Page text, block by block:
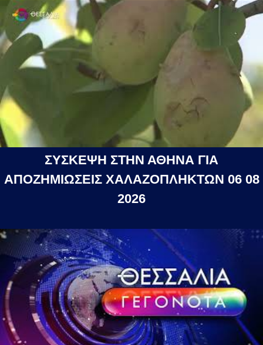
ΣΥΣΚΕΨΗ ΣΤΗΝ ΑΘΗΝΑ ΓΙΑ
ΑΠΟΖΗΜΙΩΣΕΙΣ ΧΑΛΑΖΟΠΛΗΚΤΩΝ 06 08
2026